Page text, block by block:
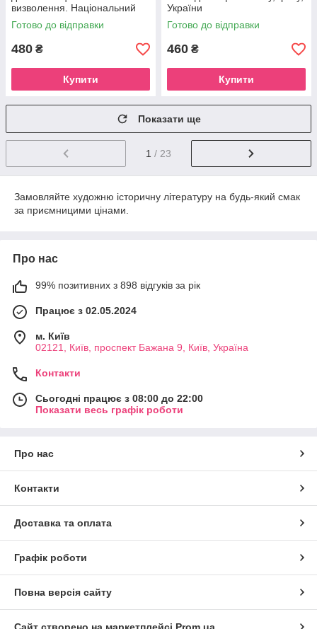
визволення. Національний
комунізм у радянській Україні
Готово до відправки
480 ₴
Купити
України
Готово до відправки
460 ₴
Купити
Показати ще
1 / 23
Замовляйте художню історичну літературу на будь-який смак
за приємницими цінами.
Про нас
99% позитивних з 898 відгуків за рік
Працює з 02.05.2024
м. Київ
02121, Київ, проспект Бажана 9, Київ, Україна
Контакти
Сьогодні працює з 08:00 до 22:00
Показати весь графік роботи
Про нас
Контакти
Доставка та оплата
Графік роботи
Повна версія сайту